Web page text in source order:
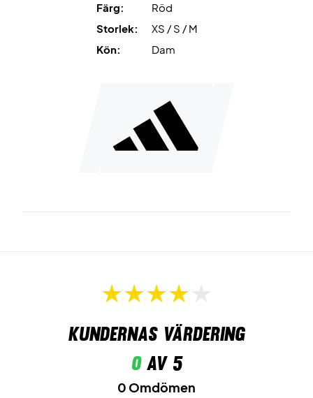
Färg:
Röd
Storlek:
XS / S / M
Kön:
Dam
Kundernas värdering
0av 5
0 Omdömen